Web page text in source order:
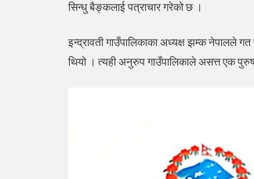
सिन्धु बैङ्कलाई पत्राचार गरेको छ ।
इन्द्रावती गाउँपालिकाका अध्यक्ष झम्क नेपालले
थियो । त्यही अनुरुप गाउँपालिकाले असत्त एक